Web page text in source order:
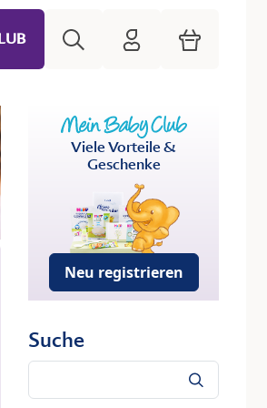
HiPP Mein Babyclub
Warenkorb
Viele Vorteile &
Geschenke
Neu registrieren
Suche